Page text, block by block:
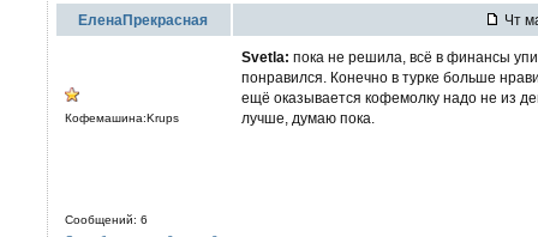
ЕленаПрекрасная Чт
Кофемашина:Krups
Сообщений: 6
Svetla: пока не решила, всё в финансы
понравился. Конечно в турке больше
ещё оказывается кофемолку надо не из
лучше, думаю пока.